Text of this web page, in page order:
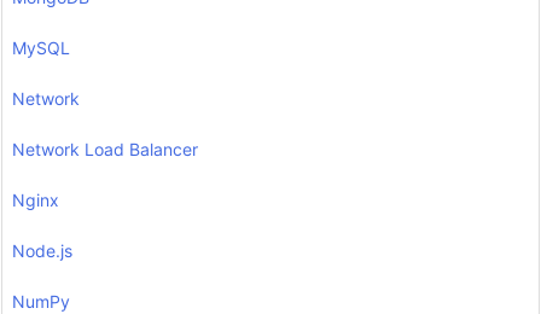
MySQL
Network
Network Load Balancer
Nginx
Node.js
NumPy